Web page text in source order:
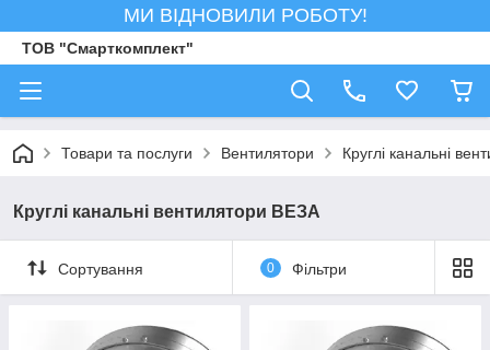
МИ ВІДНОВИЛИ РОБОТУ!
ТОВ "Смарткомплект"
Товари та послуги Вентилятори Круглі канальні
Круглі канальні вентилятори ВЕЗА
Сортування 0 Фільтри